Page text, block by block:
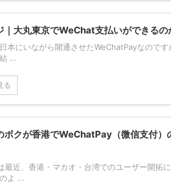
｜大丸東京でWeChat支払いができるの
本にいながら開通させたWeChatPayなので
...
る
ボクが香港でWeChatPay（微信支付）
最近、香港・マカオ・台湾でのユーザー開拓
よ ...